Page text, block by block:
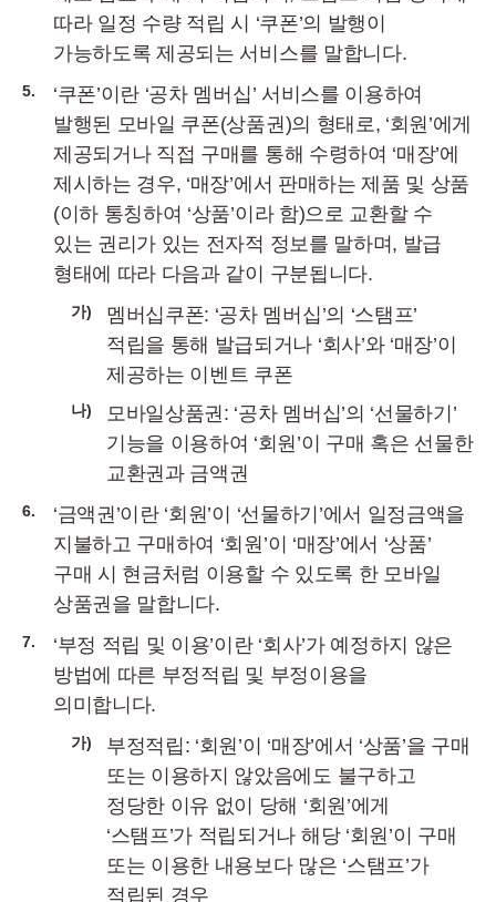
따라 일정 수량 적립 시 ‘쿠폰’의 발행이
가능하도록 제공되는 서비스를 말합니다.
5.
‘쿠폰’이란 ‘공차 멤버십’ 서비스를 이용하여
발행된 모바일 쿠폰(상품권)의 형태로, ‘회원’에게
제공되거나 직접 구매를 통해 수령하여 ‘매장’에
제시하는 경우, ‘매장’에서 판매하는 제품 및 상품
(이하 통칭하여 ‘상품’이라 함)으로 교환할 수
있는 권리가 있는 전자적 정보를 말하며, 발급
형태에 따라 다음과 같이 구분됩니다.
가)
멤버십쿠폰: ‘공차 멤버십’의 ‘스탬프’
적립을 통해 발급되거나 ‘회사’와 ‘매장’이
제공하는 이벤트 쿠폰
나)
모바일상품권: ‘공차 멤버십’의 ‘선물하기’
기능을 이용하여 ‘회원’이 구매 혹은 선물한
교환권과 금액권
6.
‘금액권’이란 ‘회원’이 ‘선물하기’에서 일정금액을
지불하고 구매하여 ‘회원’이 ‘매장’에서 ‘상품’
구매 시 현금처럼 이용할 수 있도록 한 모바일
상품권을 말합니다.
7.
‘부정 적립 및 이용’이란 ‘회사’가 예정하지 않은
방법에 따른 부정적립 및 부정이용을
의미합니다.
가)
부정적립: ‘회원’이 ‘매장’에서 ‘상품’을 구매
또는 이용하지 않았음에도 불구하고
정당한 이유 없이 당해 ‘회원’에게
‘스탬프’가 적립되거나 해당 ‘회원’이 구매
또는 이용한 내용보다 많은 ‘스탬프’가
적립된 경우